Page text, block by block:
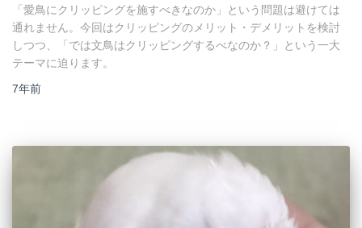
「愛鳥にクリッピングを施すべきなのか」という問題は避けては
通れません。今回はクリッピングのメリット・デメリットを検討
しつつ、「では文鳥はクリッピングするべなのか？」という一大
テーマに迫ります。
7年前